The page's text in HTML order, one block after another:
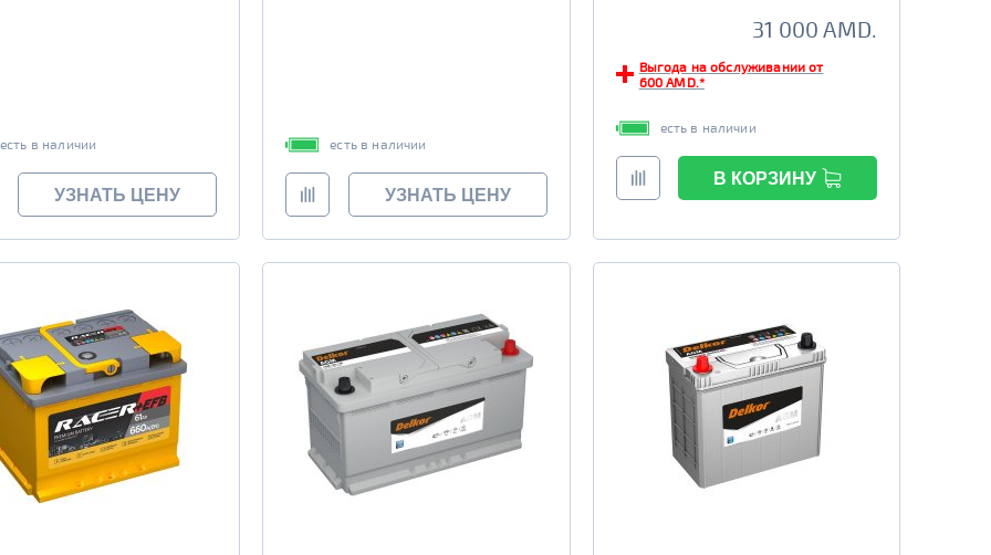
есть в наличии
УЗНАТЬ ЦЕНУ
есть в наличии
УЗНАТЬ ЦЕНУ
31 000 AMD.
Выгода на обслуживании от
600 AMD.*
есть в наличии
В КОРЗИНУ